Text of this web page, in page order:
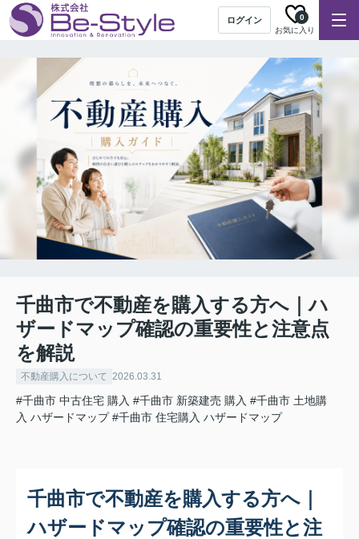
ログイン
お気に入り
0
千曲市で不動産を購入する方へ｜ハ
ザードマップ確認の重要性と注意点
を解説
不動産購入について 2026.03.31
#千曲市 中古住宅 購入 #千曲市 新築建売 購入 #千曲市 土地購
入 ハザードマップ #千曲市 住宅購入 ハザードマップ
千曲市で不動産を購入する方へ｜
ハザードマップ確認の重要性と注